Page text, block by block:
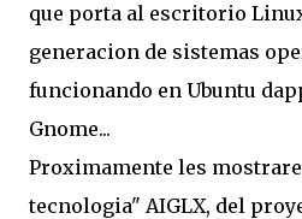
que porta al escritorio
generacion de sistemas
funcionando en Ubuntu
Gnome...
Proximamente les
tecnologia" AIGLX, del